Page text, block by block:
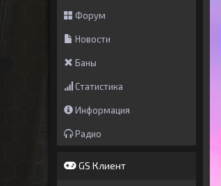
Форум
Новости
Баны
Статистика
Информация
Радио
GS Клиент